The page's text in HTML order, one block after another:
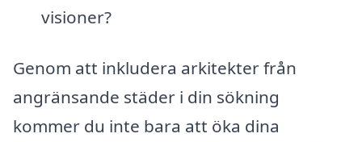
visioner?
Genom att inkludera arkitekter från
angränsande städer i din sökning
kommer du inte bara att öka dina